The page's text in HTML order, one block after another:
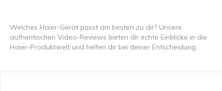
Welches Haier-Gerät passt am besten zu dir? Unsere
authentischen Video-Reviews bieten dir echte Einblicke in die
Haier-Produktwelt und helfen dir bei deiner Entscheidung.